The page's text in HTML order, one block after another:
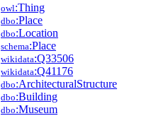
owl:Thing
dbo:Place
dbo:Location
schema:Place
wikidata:Q33506
wikidata:Q41176
dbo:ArchitecturalStructure
dbo:Building
dbo:Museum